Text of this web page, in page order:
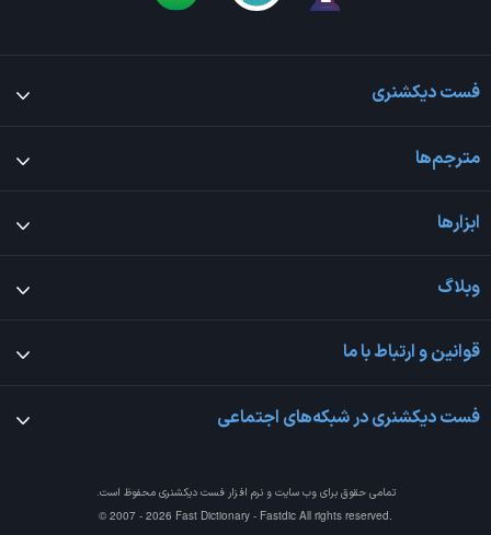
فست دیکشنری
مترجم‌ها
ابزارها
وبلاگ
قوانین و ارتباط با ما
فست دیکشنری در شبکه‌های اجتماعی
تمامی حقوق برای وب سایت و نرم افزارفست دیکشنری محفوظ است.
© 2007 - 2026 Fast Dictionary - Fastdic All rights reserved.